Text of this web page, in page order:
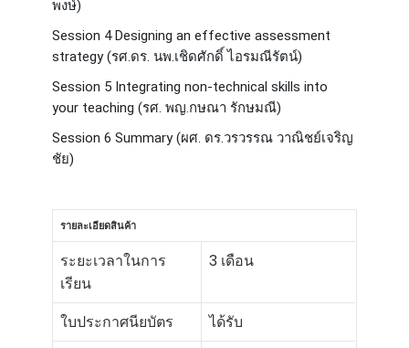
พงษ์)
Session 4 Designing an effective assessment
strategy (รศ.ดร. นพ.เชิดศักดิ์ ไอรมณีรัตน์)
Session 5 Integrating non-technical skills into
your teaching (รศ. พญ.กษณา รักษมณี)
Session 6 Summary (ผศ. ดร.วรวรรณ วาณิชย์เจริญ
ชัย)
รายละเอียดสินค้า
ระยะเวลาในการ
เรียน
3 เดือน
ใบประกาศนียบัตร
ได้รับ